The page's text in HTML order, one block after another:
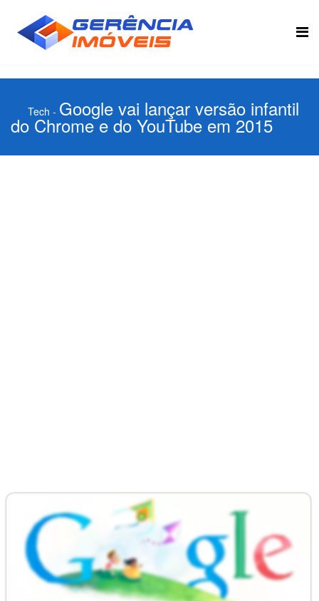
Tech - Google vai lançar versão infantil
do Chrome e do YouTube em 2015